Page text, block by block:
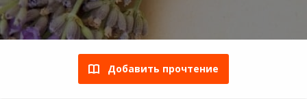
Добавить прочтение